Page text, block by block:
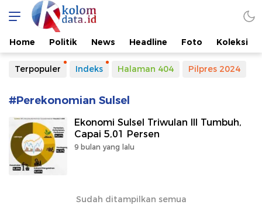
Kolomdata.id
Home Politik News Headline Foto Koleksi
Terpopuler Indeks Halaman 404 Pilpres 2024
#Perekonomian Sulsel
Ekonomi Sulsel Triwulan III Tumbuh,
Capai 5,01 Persen
9 bulan yang lalu
Sudah ditampilkan semua